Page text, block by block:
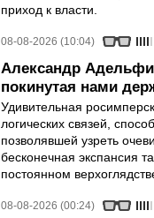
приход к власти.
08-08-2026 (10:04)
Александр
покинутая нами
Удивительная
логических связей,
позволявшей узреть
бесконечная экспансия
постоянном
08-08-2026 (00:24)